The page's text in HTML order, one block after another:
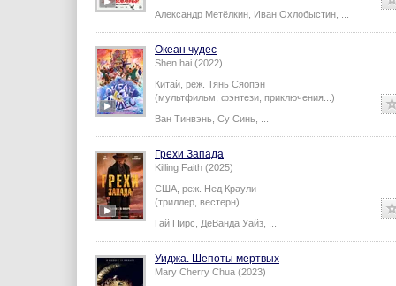
Александр Метёлкин Иван Охлобыстин
Океан чудес
Shen hai (2022)
Китай, реж. Тянь Сяопэн
(мультфильм, фэнтези, приключения...)
Ван Тинвэнь Су Синь
Грехи Запада
Killing Faith (2025)
США, реж. Нед Краули
(триллер, вестерн)
Гай Пирс
ДеВанда Уайз
Уиджа. Шепоты мертвых
Mary Cherry Chua (2023)